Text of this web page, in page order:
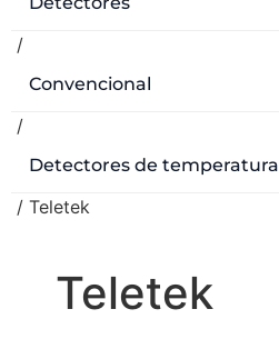
/
Convencional
/
Detectores de temperatura
/ Teletek
Teletek